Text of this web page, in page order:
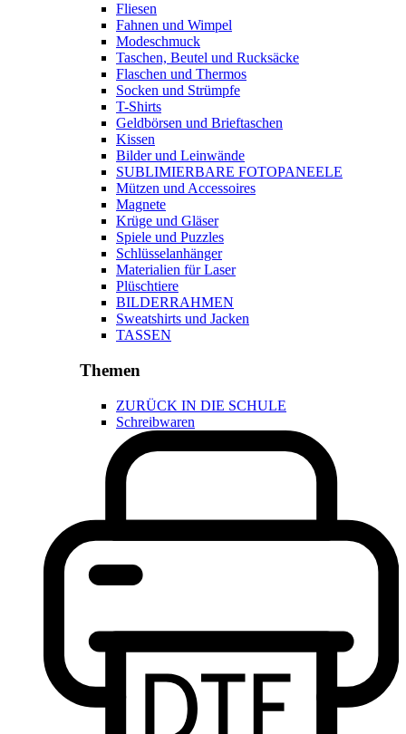
Fliesen
Fahnen und Wimpel
Modeschmuck
Taschen, Beutel und Rucksäcke
Flaschen und Thermos
Socken und Strümpfe
T-Shirts
Geldbörsen und Brieftaschen
Kissen
Bilder und Leinwände
SUBLIMIERBARE FOTOPANEELE
Mützen und Accessoires
Magnete
Krüge und Gläser
Spiele und Puzzles
Schlüsselanhänger
Materialien für Laser
Plüschtiere
BILDERRAHMEN
Sweatshirts und Jacken
TASSEN
Themen
ZURÜCK IN DIE SCHULE
Schreibwaren